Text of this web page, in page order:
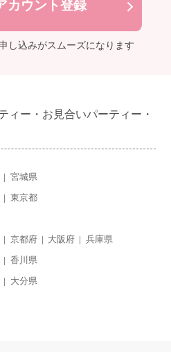
カウント登録
し込みがスムーズになります
ィー・お見合いパーティー・
宮城県
東京都
京都府 大阪府 兵庫県
香川県
大分県